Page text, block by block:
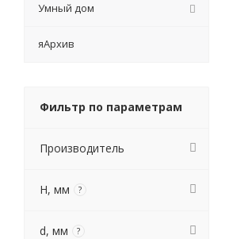
Умный дом
яАрхив
Фильтр по параметрам
Производитель
H, мм ?
d, мм ?